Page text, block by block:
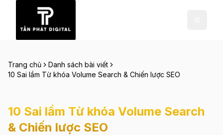
Trang chủ
Danh sách bài viết
10 Sai lầm Từ khóa Volume Search & Chiến lược SEO
10 Sai lầm Từ khóa Volume Search
& Chiến lược SEO